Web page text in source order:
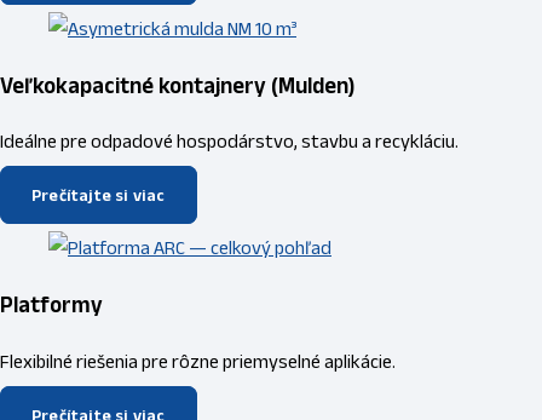
Veľkokapacitné kontajnery (Mulden)
Ideálne pre odpadové hospodárstvo, stavbu a recykláciu.
Prečítajte si viac
Platformy
Flexibilné riešenia pre rôzne priemyselné aplikácie.
Prečítajte si viac